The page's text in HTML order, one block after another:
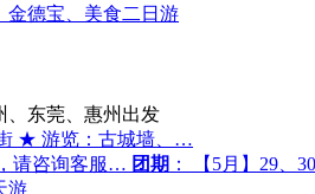
金德宝、美食二日游
、东莞、惠州出发
★ 游览：古城墙、…
请咨询客服… 团期 ： 【5月】29、
游